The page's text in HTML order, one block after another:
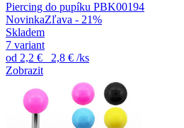
Piercing do pupíku PBK00194
NovinkaZľava - 21%
Skladem
7 variant
od 2,2 € 2,8 € /ks
Zobrazit